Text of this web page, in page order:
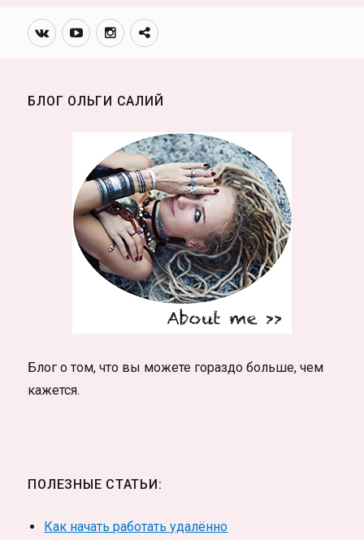
Вконтакте
YoutubeИнстаграмм
Телеграм
БЛОГ ОЛЬГИ САЛИЙ
Блог о том, что вы можете гораздо больше, чем
кажется.
ПОЛЕЗНЫЕ СТАТЬИ:
Как начать работать удалённо